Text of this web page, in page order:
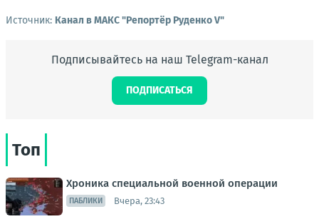
Источник: Канал в МАКС "Репортёр Руденко V"
Подписывайтесь на наш Telegram-канал
ПОДПИСАТЬСЯ
Топ
Хроника специальной военной операции
ПАБЛИКИ Вчера, 23:43